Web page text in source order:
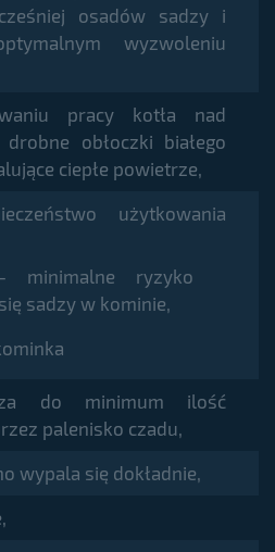
osadów sadzy i
wyzwoleniu
pracy kotła nad
obłoczki białego
ciepłe powietrze,
użytkowania
minimalne ryzyko
sadzy w kominie,
do minimum ilość
palenisko czadu,
wypala się dokładnie,